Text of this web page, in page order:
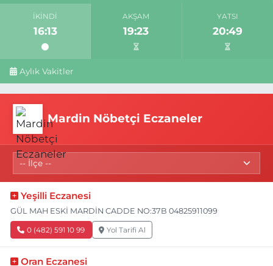
İKINDI
16:13
AKŞAM
19:23
YATSI
20:49
Aylık Vakitler
Mardin Nöbetçi Eczaneler
Yeşilli Eczanesi
GÜL MAH ESKİ MARDİN CADDE NO:37B 04825911099
0 (482) 591 10 99 Yol Tarifi Al
Oran Eczanesi